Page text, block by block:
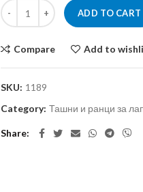
ADD TO CART
Compare Add to
SKU: 1189
Category: Ташни и ранци за
Share